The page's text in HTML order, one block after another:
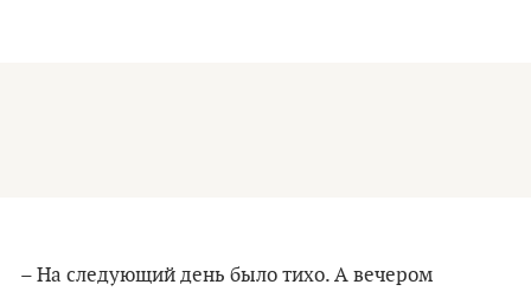
– На следующий день было тихо. А вечером